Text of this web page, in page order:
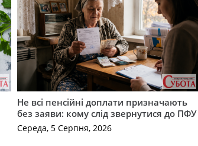
Не всі пенсійні доплати призначають
без заяви: кому слід звернутися до ПФУ
Середа, 5 Серпня, 2026